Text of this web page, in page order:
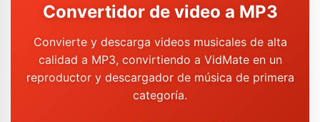
Convertidor de video a MP3
Convierte y descarga videos musicales de alta
calidad a MP3, convirtiendo a VidMate en un
reproductor y descargador de música de primera
categoría.